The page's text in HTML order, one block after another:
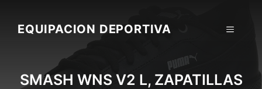
contentEQUIPACION DEPORTIVA MENU
SMASH WNS V2 L, ZAPATILLAS